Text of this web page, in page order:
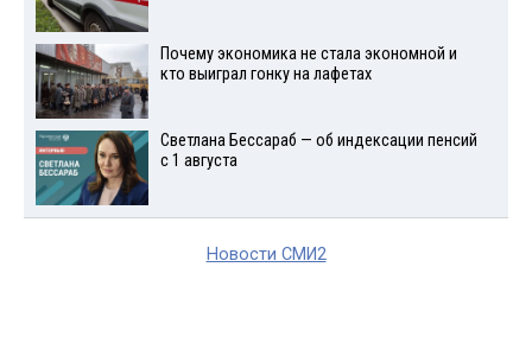
Почему экономика не стала экономной и
кто выиграл гонку на лафетах
Светлана Бессараб — об индексации пенсий
с 1 августа
Новости СМИ2